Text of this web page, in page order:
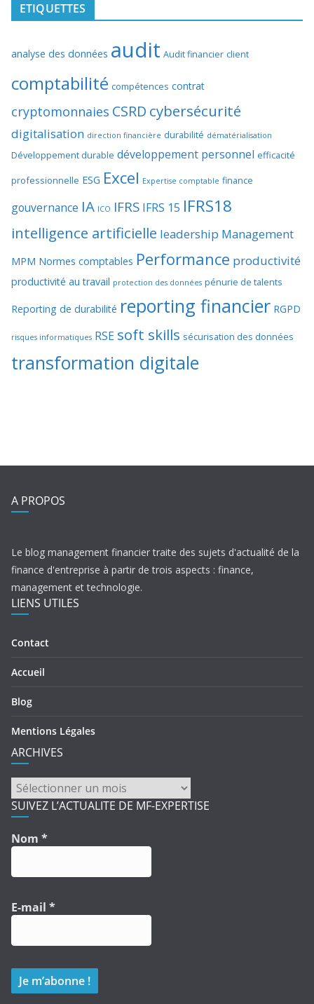
ETIQUETTES
analyse des données audit Audit financier client
comptabilité compétences contrat
cryptomonnaies CSRD cybersécurité
digitalisation direction financière durabilité dématérialisation
Développement durable développement personnel efficacité
professionnelle ESG Excel Expertise comptable finance
gouvernance IA ICO IFRS IFRS 15 IFRS18
intelligence artificielle leadership Management
MPM Normes comptables Performance productivité
productivité au travail protection des données pénurie de talents
Reporting de durabilité reporting financier RGPD
risques informatiques RSE soft skills sécurisation des données
transformation digitale
A PROPOS
Le blog management financier traite des sujets d'actualité de la
finance d'entreprise à partir de trois aspects : finance,
management et technologie.
LIENS UTILES
Contact
Accueil
Blog
Mentions Légales
ARCHIVES
ARCHIVES
SUIVEZ L’ACTUALITE DE MF-EXPERTISE
Nom *
E-mail *